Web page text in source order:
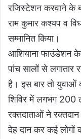
रजिस्टेशन करवाने के
राम कुमार कश्यप व
सम्मानित किया।
आशियाना फाउंडेशन के
पांच सालों से लगातार
है। इस बार तो युवाओं
शिविर में लगभग 200
रक्तदाताओं ने
देह दान कर कई लोगों